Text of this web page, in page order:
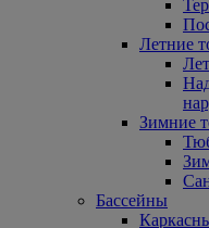
Летние
Зимние
Бассейны